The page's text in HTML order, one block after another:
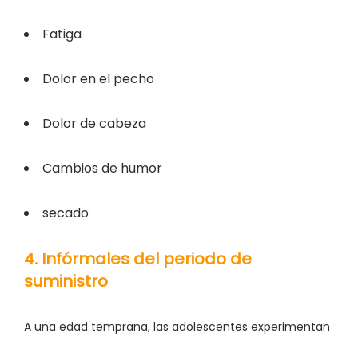
Fatiga
Dolor en el pecho
Dolor de cabeza
Cambios de humor
secado
4. Infórmales del periodo de
suministro
A una edad temprana, las adolescentes experimentan